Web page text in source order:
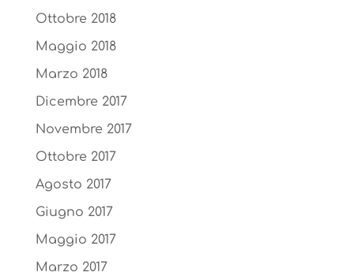
Ottobre 2018
Maggio 2018
Marzo 2018
Dicembre 2017
Novembre 2017
Ottobre 2017
Agosto 2017
Giugno 2017
Maggio 2017
Marzo 2017